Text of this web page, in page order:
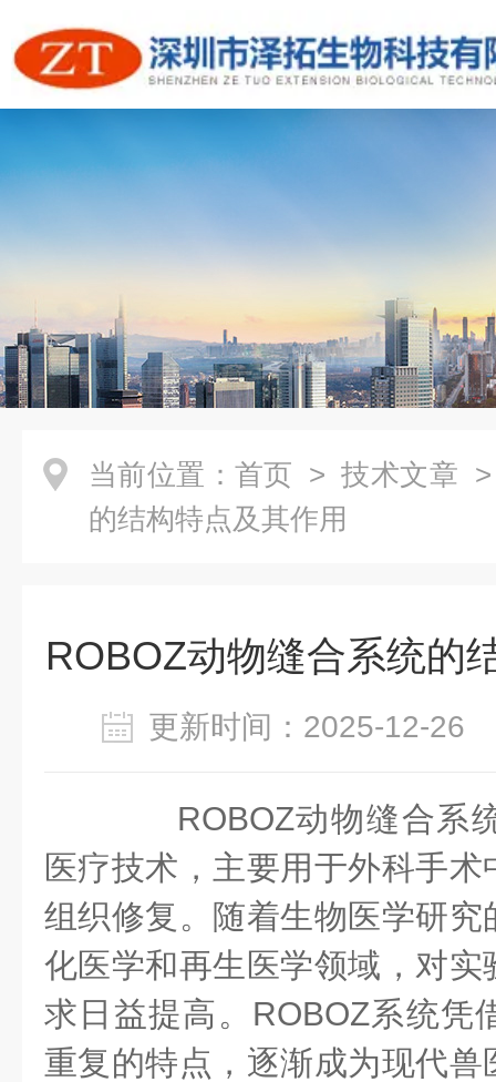
当前位置： 首页 > 技术文章
的结构特点及其作用
ROBOZ动物缝合系统的
更新时间：2025-12-
ROBOZ动物缝合系
医疗技术，主要用于外科手
组织修复。随着生物医学研
化医学和再生医学领域，对
求日益提高。ROBOZ系统凭
重复的特点，逐渐成为现代